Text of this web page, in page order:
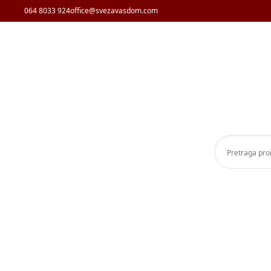
064 8033 924office@svezavasdom.com